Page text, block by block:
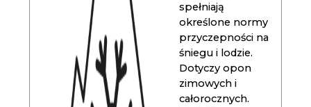
spełniają
określone normy
przyczepności na
śniegu i lodzie.
Dotyczy opon
zimowych i
całorocznych.